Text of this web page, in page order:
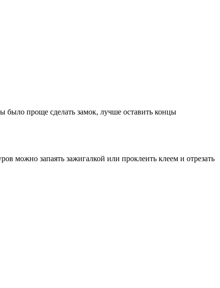
было проще сделать замок, лучше оставить концы
можно запаять зажигалкой или проклеить клеем и отрезать